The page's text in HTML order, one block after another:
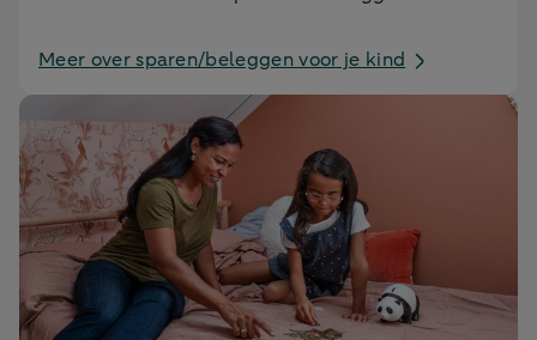
Meer over sparen/beleggen voor je kind